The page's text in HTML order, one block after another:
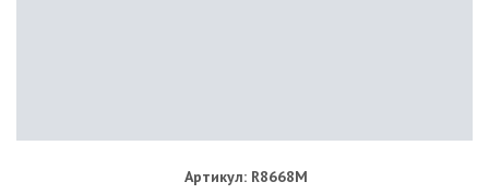
Артикул: R8668M